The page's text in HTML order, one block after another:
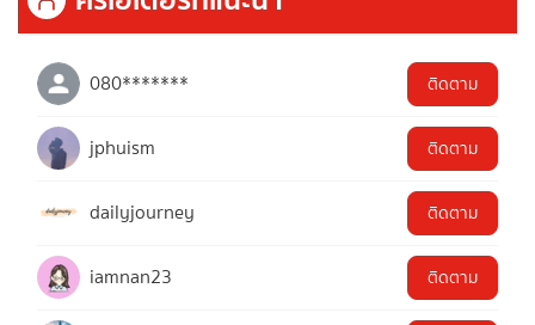
080******* ติดตาม
jphuism ติดตาม
dailyjourney ติดตาม
iamnan23 ติดตาม